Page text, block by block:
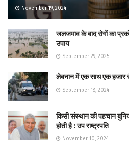
November 19, 2024
जलजमाव के बाद रोगों का
उपाय
September 29, 2025
लेबनान में एक साथ एक हजार
September 18, 2024
किसी संस्थान की पहचान
होती है : उप राष्ट्रपति
November 10, 2024